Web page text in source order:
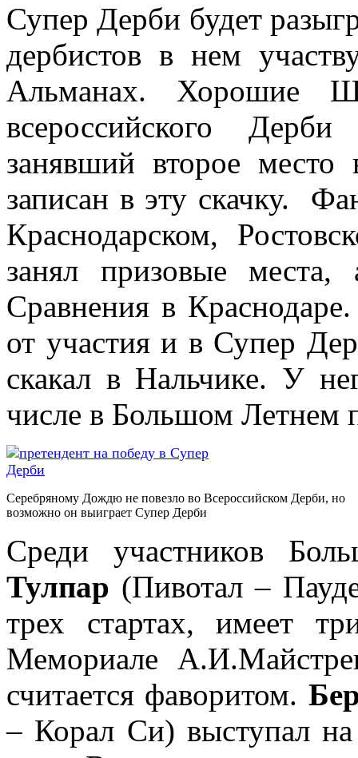
Супер Дерби будет
дербистов в нем
Альманах. Хорошие
всероссийского
занявший второе
записан в эту скачку.
Краснодарском,
занял призовые
Сравнения в
от участия и в Супер
скакал в Нальчике. У
числе в Большом Летнем
Серебряному Дождю не повезло во Всероссийском Дерби, но
возможно он выиграет Супер Дерби
Среди участников
Тулпар (Пивотал –
трех стартах, имеет
Мемориале
считается фаворитом.
– Корал Си) выступал